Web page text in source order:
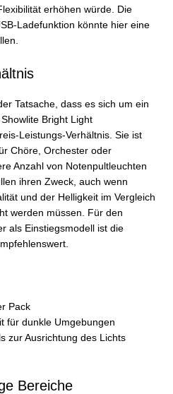
erhöhen würde. Die
Ladefunktion könnte hier eine
Tatsache, dass es sich um ein
Bright Light
Leistungs-Verhältnis. Sie ist
Chöre, Orchester oder
Anzahl von Notenpultleuchten
ihren Zweck, auch wenn
und der Helligkeit im Vergleich
werden müssen. Für den
als Einstiegsmodell ist die
Pack
für dunkle Umgebungen
zur Ausrichtung des Lichts
Bereiche